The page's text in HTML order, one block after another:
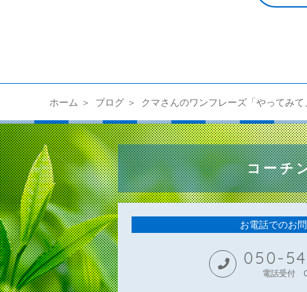
ホーム ブログ クマさんのワンフレーズ「やってみ
コーチ
お電話でのお
050-
電話受付